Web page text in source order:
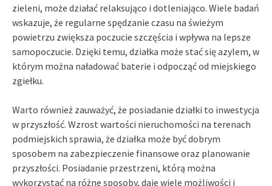
zieleni, może działać relaksująco i dotleniająco. Wiele badań
wskazuje, że regularne spędzanie czasu na świeżym
powietrzu zwiększa poczucie szczęścia i wpływa na lepsze
samopoczucie. Dzięki temu, działka może stać się azylem, w
którym można naładować baterie i odpocząć od miejskiego
zgiełku.
Warto również zauważyć, że posiadanie działki to inwestycja
w przyszłość. Wzrost wartości nieruchomości na terenach
podmiejskich sprawia, że działka może być dobrym
sposobem na zabezpieczenie finansowe oraz planowanie
przyszłości. Posiadanie przestrzeni, którą można
wykorzystać na różne sposoby, daje wiele możliwości i